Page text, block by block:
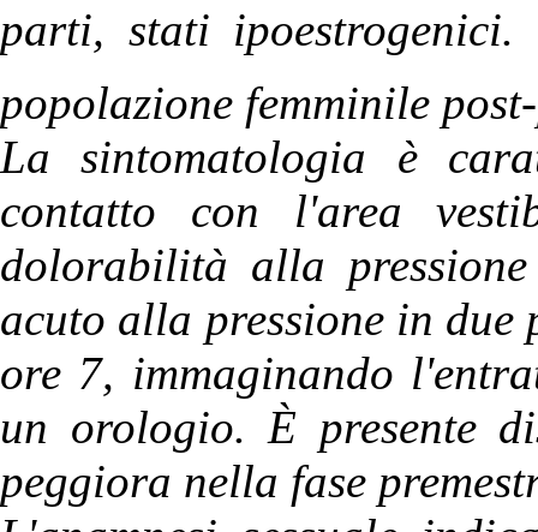
parti, stati
popolazione femminile
La sintomatologia è
contatto con l'area
dolorabilità alla
acuto alla pressione in
ore 7, immaginando
un orologio. È presente
peggiora nella fase